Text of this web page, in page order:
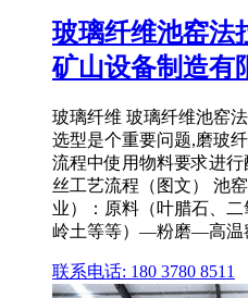
玻璃纤维池窑法
矿山设备制造有
玻璃纤维 玻璃纤维池窑
选型是个重要问题,磨玻
流程中使用物料要求进
丝工艺流程（图文） 池
业）：原料（叶腊石、
岭土等等）—粉磨—高温
联系电话: 180 3780 8511